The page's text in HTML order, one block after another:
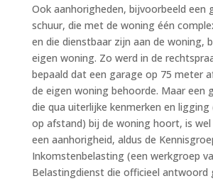
Ook aanhorigheden, bijvoorbeeld een
schuur, die met de woning één
en die dienstbaar zijn aan de woning,
eigen woning. Zo werd in de
bepaald dat een garage op 75 meter
de eigen woning behoorde. Maar een
die qua uiterlijke kenmerken en
op afstand) bij de woning hoort, is wel
een aanhorigheid, aldus de
Inkomstenbelasting (een werkgroep
Belastingdienst die officieel antwoord